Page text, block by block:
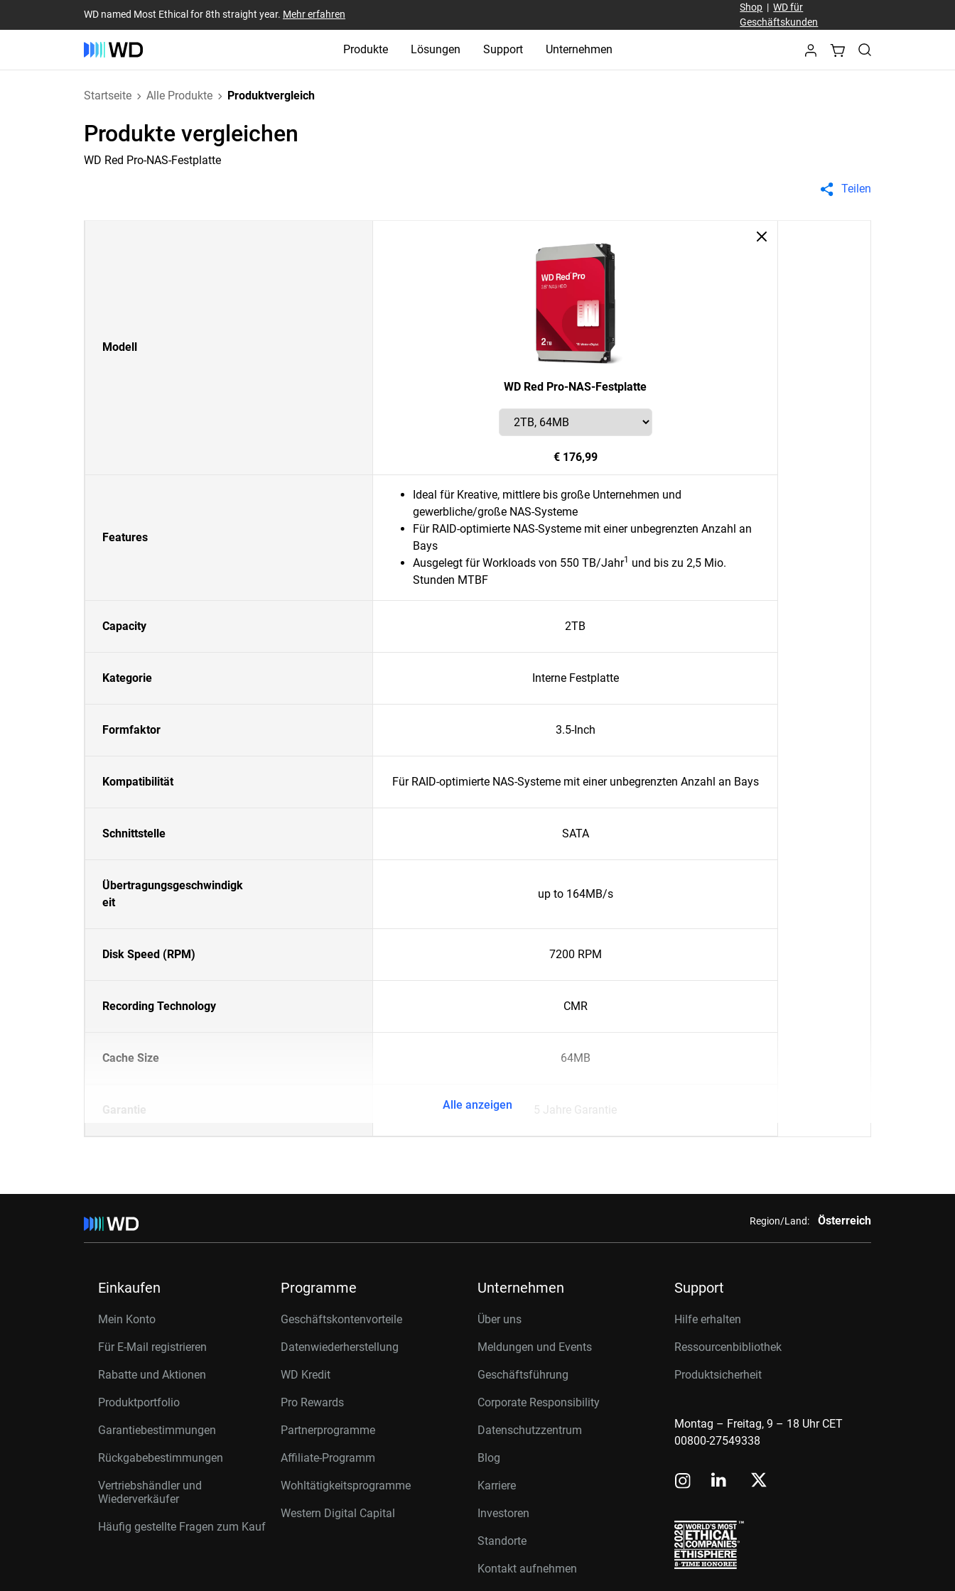
WD named Most Ethical for 8th straight year. Mehr erfahren
Shop |WD für
Geschäftskunden
Produkte Lösungen Support Unternehmen
Startseite Alle Produkte Produktvergleich
Produkte vergleichen
WD Red Pro-NAS-Festplatte
Teilen
Modell
WD Red Pro-NAS-Festplatte
€ 176,99
Features
Ideal für Kreative, mittlere bis große Unternehmen und
gewerbliche/große NAS-Systeme
Für RAID-optimierte NAS-Systeme mit einer unbegrenzten Anzahl an
Bays
Ausgelegt für Workloads von 550 TB/Jahr1 und bis zu 2,5 Mio.
Stunden MTBF
Capacity 2TB
Kategorie Interne Festplatte
Formfaktor 3.5-Inch
Kompatibilität Für RAID-optimierte NAS-Systeme mit einer unbegrenzten Anzahl an Bays
Schnittstelle SATA
Übertragungsgeschwindigk
eit
up to 164MB/s
Disk Speed (RPM) 7200 RPM
Recording Technology CMR
Cache Size 64MB
Garantie 5 Jahre Garantie
Alle anzeigen
Region/Land: Österreich
Einkaufen
Mein Konto
Für E-Mail registrieren
Rabatte und Aktionen
Produktportfolio
Garantiebestimmungen
Rückgabebestimmungen
Vertriebshändler und
Wiederverkäufer
Häufig gestellte Fragen zum Kauf
Programme
Geschäftskontenvorteile
Datenwiederherstellung
WD Kredit
Pro Rewards
Partnerprogramme
Affiliate-Programm
Wohltätigkeitsprogramme
Western Digital Capital
Unternehmen
Über uns
Meldungen und Events
Geschäftsführung
Corporate Responsibility
Datenschutzzentrum
Blog
Karriere
Investoren
Standorte
Kontakt aufnehmen
Support
Hilfe erhalten
Ressourcenbibliothek
Produktsicherheit
Montag – Freitag, 9 – 18 Uhr CET
00800-27549338